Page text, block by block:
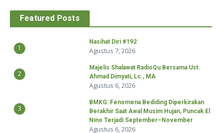
Featured Posts
1
Nasihat Diri #192
Agustus 7, 2026
2
Majelis Shalawat RadioQu Bersama Ust.
Ahmad Dimyati, Lc., MA
Agustus 6, 2026
3
BMKG: Fenomena Bediding Diperkirakan
Berakhir Saat Awal Musim Hujan, Puncak El
Nino Terjadi September–November
Agustus 6, 2026